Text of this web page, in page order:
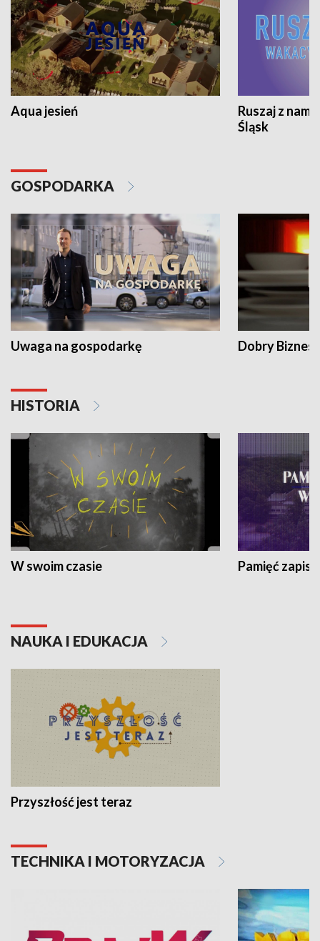
Aqua jesień
Ruszaj z
Śląsk
GOSPODARKA
Uwaga na gospodarkę Dobry Biznes
HISTORIA
W swoim czasie Pamięć
NAUKA I EDUKACJA
Przyszłość jest teraz
TECHNIKA I MOTORYZACJA